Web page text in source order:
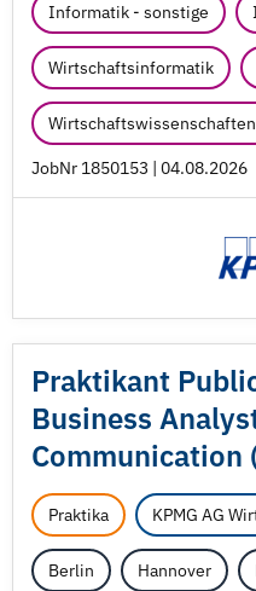
Informatik - sonstige
Wirtschaftsinformatik
JobNr 1850153 | 04.08.2026
Praktikant
Business
Communication
Praktika KPMG AG
Berlin Hannover